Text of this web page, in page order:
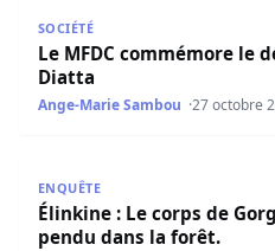
SOCIÉTÉ
Le MFDC commémore le
Diatta
Ange-Marie Sambou 27 octobre
ENQUÊTE
Élinkine : Le corps de
pendu dans la forêt.